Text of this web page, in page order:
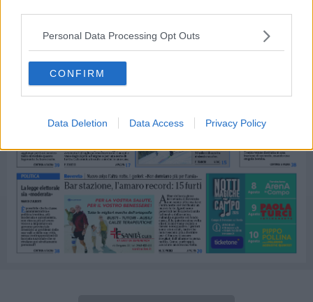
Personal Data Processing Opt Outs
CONFIRM
Data Deletion Data Access Privacy Policy